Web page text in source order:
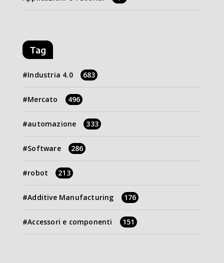
Tag
Industria 4.0 683
Mercato 496
automazione 333
Software 286
robot 213
Additive Manufacturing 176
Accessori e componenti 151